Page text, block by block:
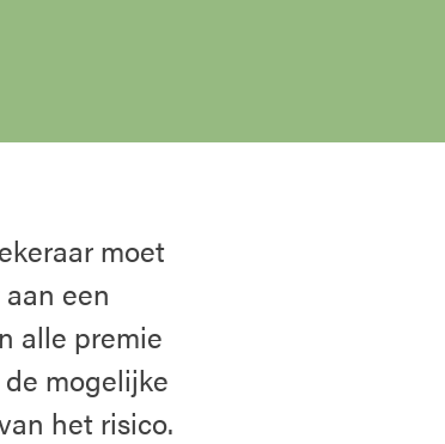
moet
een
alle premie
mogelijke
het risico.